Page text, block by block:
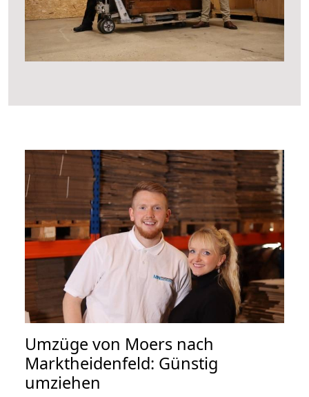
Umzüge von Moers nach
Marktheidenfeld: Günstig
umziehen